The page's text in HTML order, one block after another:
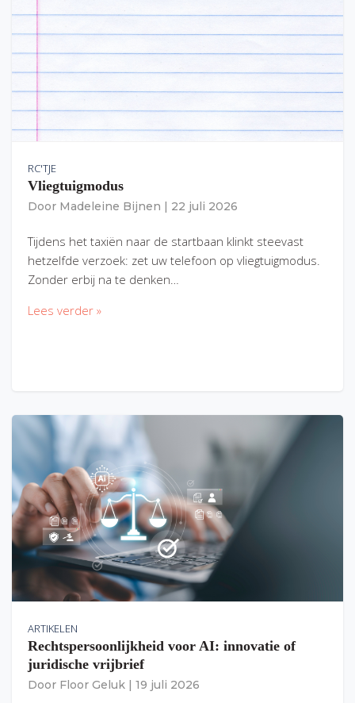
RC'TJE
Vliegtuigmodus
Door Madeleine Bijnen 22 juli 2026
Tijdens het taxiën naar de startbaan klinkt steevast
hetzelfde verzoek: zet uw telefoon op vliegtuigmodus.
Zonder erbij na te denken…
Lees verder »
ARTIKELEN
Rechtspersoonlijkheid voor AI: innovatie of
juridische vrijbrief
Door Floor Geluk 19 juli 2026